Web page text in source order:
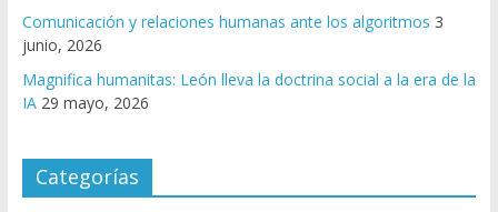
Comunicación y relaciones humanas ante los algoritmos 3
junio, 2026
Magnifica humanitas: León lleva la doctrina social a la era de la
IA 29 mayo, 2026
Categorías